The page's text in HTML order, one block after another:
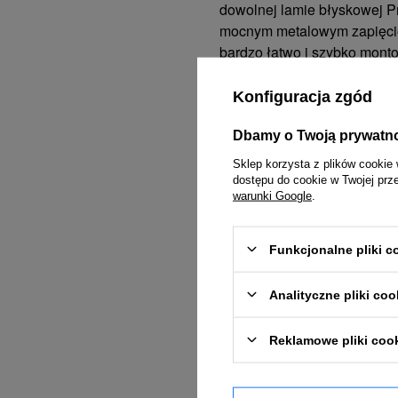
dowolnej lamie błyskowej
mocnym metalowym
bardzo łatwo i szybko
Cechy produktu:
Montowany
Zintegrowany uchwyt
Konfiguracja zgód
Dbamy o Twoją
Sklep korzysta z plików cookie
dostępu do cookie w Twojej
warunki Google
Funkcjonalne pliki
Analityczne pliki
Reklamowe pliki